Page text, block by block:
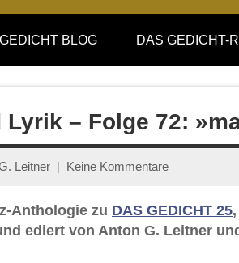
BLOG DAS GEDICHT-
– Folge 72:
Leitner Keine Kommentare
Anthologie zu DAS GEDICHT 25,
ediert von Anton G. Leitner